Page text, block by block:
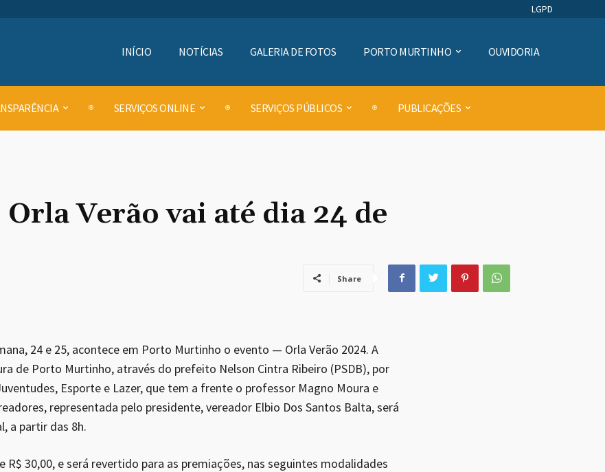
LGPD
INÍCIO NOTÍCIAS GALERIA DE FOTOS PORTO MURTINHO OUVIDORIA
SERVIÇOS ONLINE SERVIÇOS PÚBLICOS PUBLICAÇÕES
Verão vai até dia 24 de
Share
24 e 25, acontece em Porto Murtinho o evento — Orla Verão 2024. A
de Porto Murtinho, através do prefeito Nelson Cintra Ribeiro (PSDB), por
Esporte e Lazer, que tem a frente o professor Magno Moura e
representada pelo presidente, vereador Elbio Dos Santos Balta, será
a partir das 8h.
R$ 30,00, e será revertido para as premiações, nas seguintes modalidades